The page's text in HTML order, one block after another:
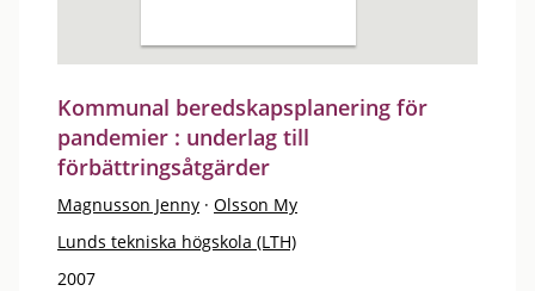
Kommunal beredskapsplanering för
pandemier : underlag till
förbättringsåtgärder
Magnusson Jenny · Olsson My
Lunds tekniska högskola (LTH)
2007